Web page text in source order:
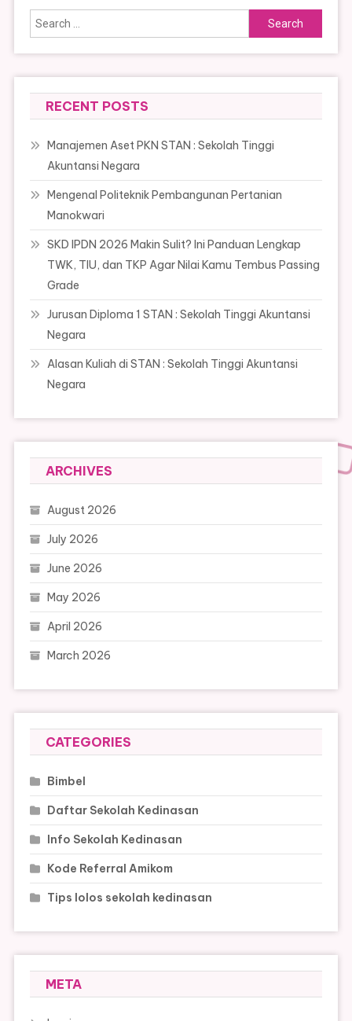
Search
for:
RECENT POSTS
Manajemen Aset PKN STAN : Sekolah Tinggi
Akuntansi Negara
Mengenal Politeknik Pembangunan Pertanian
Manokwari
SKD IPDN 2026 Makin Sulit? Ini Panduan Lengkap
TWK, TIU, dan TKP Agar Nilai Kamu Tembus Passing
Grade
Jurusan Diploma 1 STAN : Sekolah Tinggi Akuntansi
Negara
Alasan Kuliah di STAN : Sekolah Tinggi Akuntansi
Negara
ARCHIVES
August 2026
July 2026
June 2026
May 2026
April 2026
March 2026
CATEGORIES
Bimbel
Daftar Sekolah Kedinasan
Info Sekolah Kedinasan
Kode Referral Amikom
Tips lolos sekolah kedinasan
META